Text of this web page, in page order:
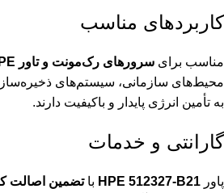
کاربردهای مناسب
مناسب برای سرورهای رک‌مونت و تاور HPE
محیط‌های سازمانی، سیستم‌های
به تأمین انرژی پایدار و باکیفیت دارند.
گارانتی و خدمات
پاور HPE 512327-B21 باتضمین اصالت